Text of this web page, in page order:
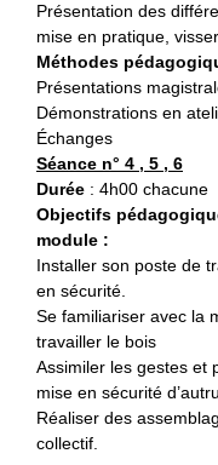
Présentation des
mise en pratique,
Méthodes
Présentations
Démonstrations en
Échanges
Séance n° 4 , 5 , 6
Durée : 4h00 chacune
Objectifs
module :
Installer son poste de
en sécurité.
Se familiariser avec la
travailler le bois
Assimiler les gestes et
mise en sécurité
Réaliser des
collectif.